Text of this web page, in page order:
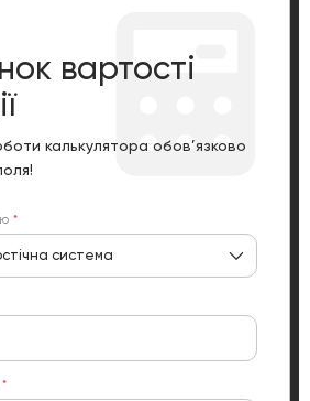
вартості
калькулятора обов’язково
система